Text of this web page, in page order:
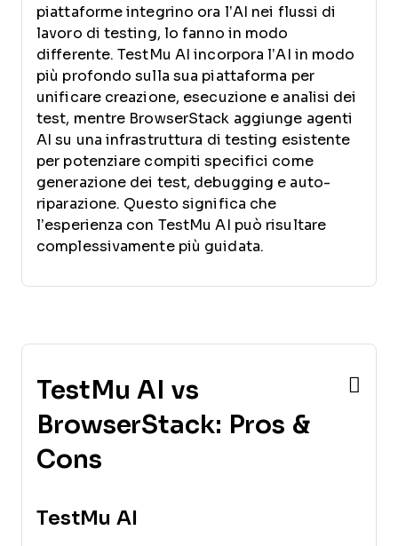
piattaforme integrino ora l’AI nei flussi di
lavoro di testing, lo fanno in modo
differente. TestMu AI incorpora l’AI in modo
più profondo sulla sua piattaforma per
unificare creazione, esecuzione e analisi dei
test, mentre BrowserStack aggiunge agenti
AI su una infrastruttura di testing esistente
per potenziare compiti specifici come
generazione dei test, debugging e auto-
riparazione. Questo significa che
l’esperienza con TestMu AI può risultare
complessivamente più guidata.
TestMu AI vs
BrowserStack: Pros &
Cons
TestMu AI